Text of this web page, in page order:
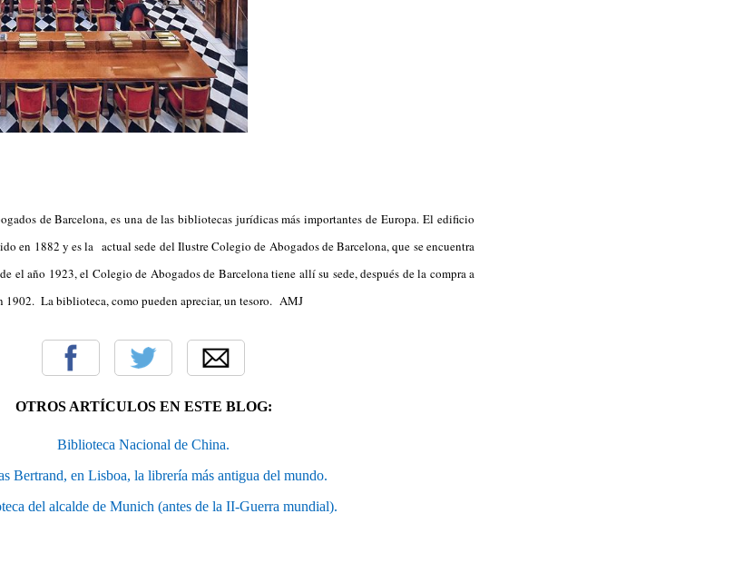
de Barcelona, es una de las bibliotecas jurídicas más importantes de Europa. El edificio
en 1882 y es la actual sede del Ilustre Colegio de Abogados de Barcelona, que se encuentra
el año 1923, el Colegio de Abogados de Barcelona tiene allí su sede, después de la compra a
1902. La biblioteca, como pueden apreciar, un tesoro. AMJ
OTROS ARTÍCULOS EN ESTE BLOG:
Biblioteca Nacional de China.
Bertrand, en Lisboa, la librería más antigua del mundo.
del alcalde de Munich (antes de la II-Guerra mundial).